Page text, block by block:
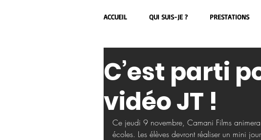
ACCUEIL QUI SUIS-JE ? PRESTATIONS
C’est parti
vidéo JT !
Ce jeudi 9 novembre, Camani Films
écoles. Les élèves devront réaliser un mini